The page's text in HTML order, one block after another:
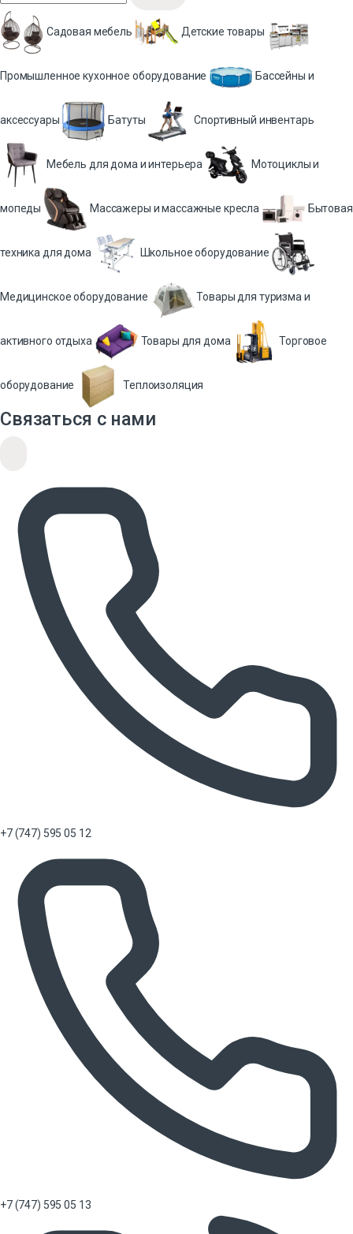
Садовая мебель Детские товары
Промышленное кухонное оборудование Бассейны и
аксессуары Батуты Спортивный инвентарь
Мебель для дома и интерьера Мотоциклы и
мопеды Массажеры и массажные кресла Бытовая
техника для дома Школьное оборудование
Медицинское оборудование Товары для туризма и
активного отдыха Товары для дома Торговое
оборудование Теплоизоляция
Связаться с нами
+7 (747) 595 05 12
+7 (747) 595 05 13